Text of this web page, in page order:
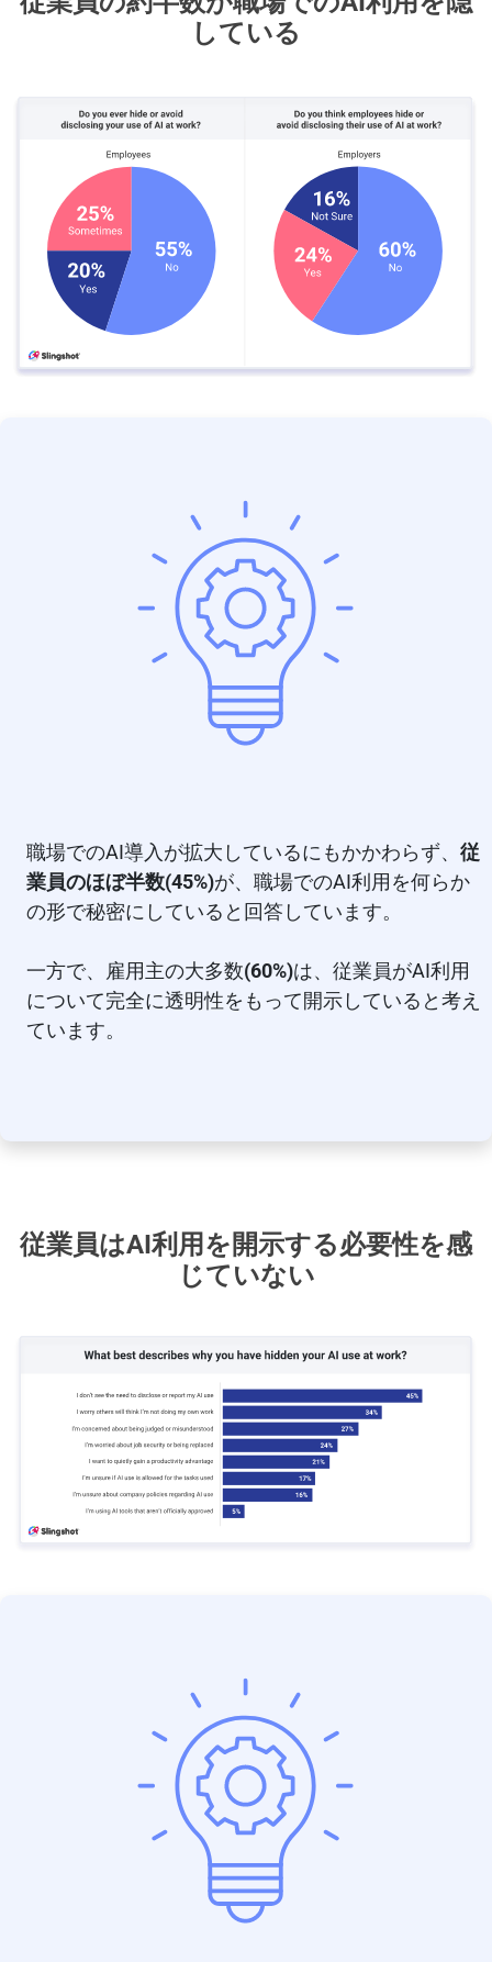
している
職場でのAI導入が拡大しているにもかかわらず、 従
業員のほぼ半数(45%)が、職場でのAI利用を何らか
の形で秘密にしていると回答しています。
一方で、雇用主の大多数(60%)は、従業員がAI利用
について完全に透明性をもって開示していると考え
ています。
従業員はAI利用を開示する必要性を感
じていない